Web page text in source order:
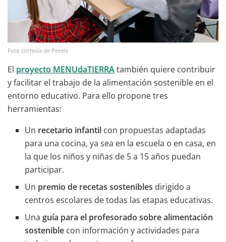
Foto cortesía de Pexels
El proyecto MENUdaTIERRAtambién quiere contribuir
y facilitar el trabajo de la alimentación sostenible en el
entorno educativo. Para ello propone tres
herramientas:
Un recetario infantil con propuestas adaptadas
para una cocina, ya sea en la escuela o en casa, en
la que los niños y niñas de 5 a 15 años puedan
participar.
Un premio de recetas sostenibles dirigido a
centros escolares de todas las etapas educativas.
Unaguía para el profesorado sobre alimentación
sostenible con información y actividades para